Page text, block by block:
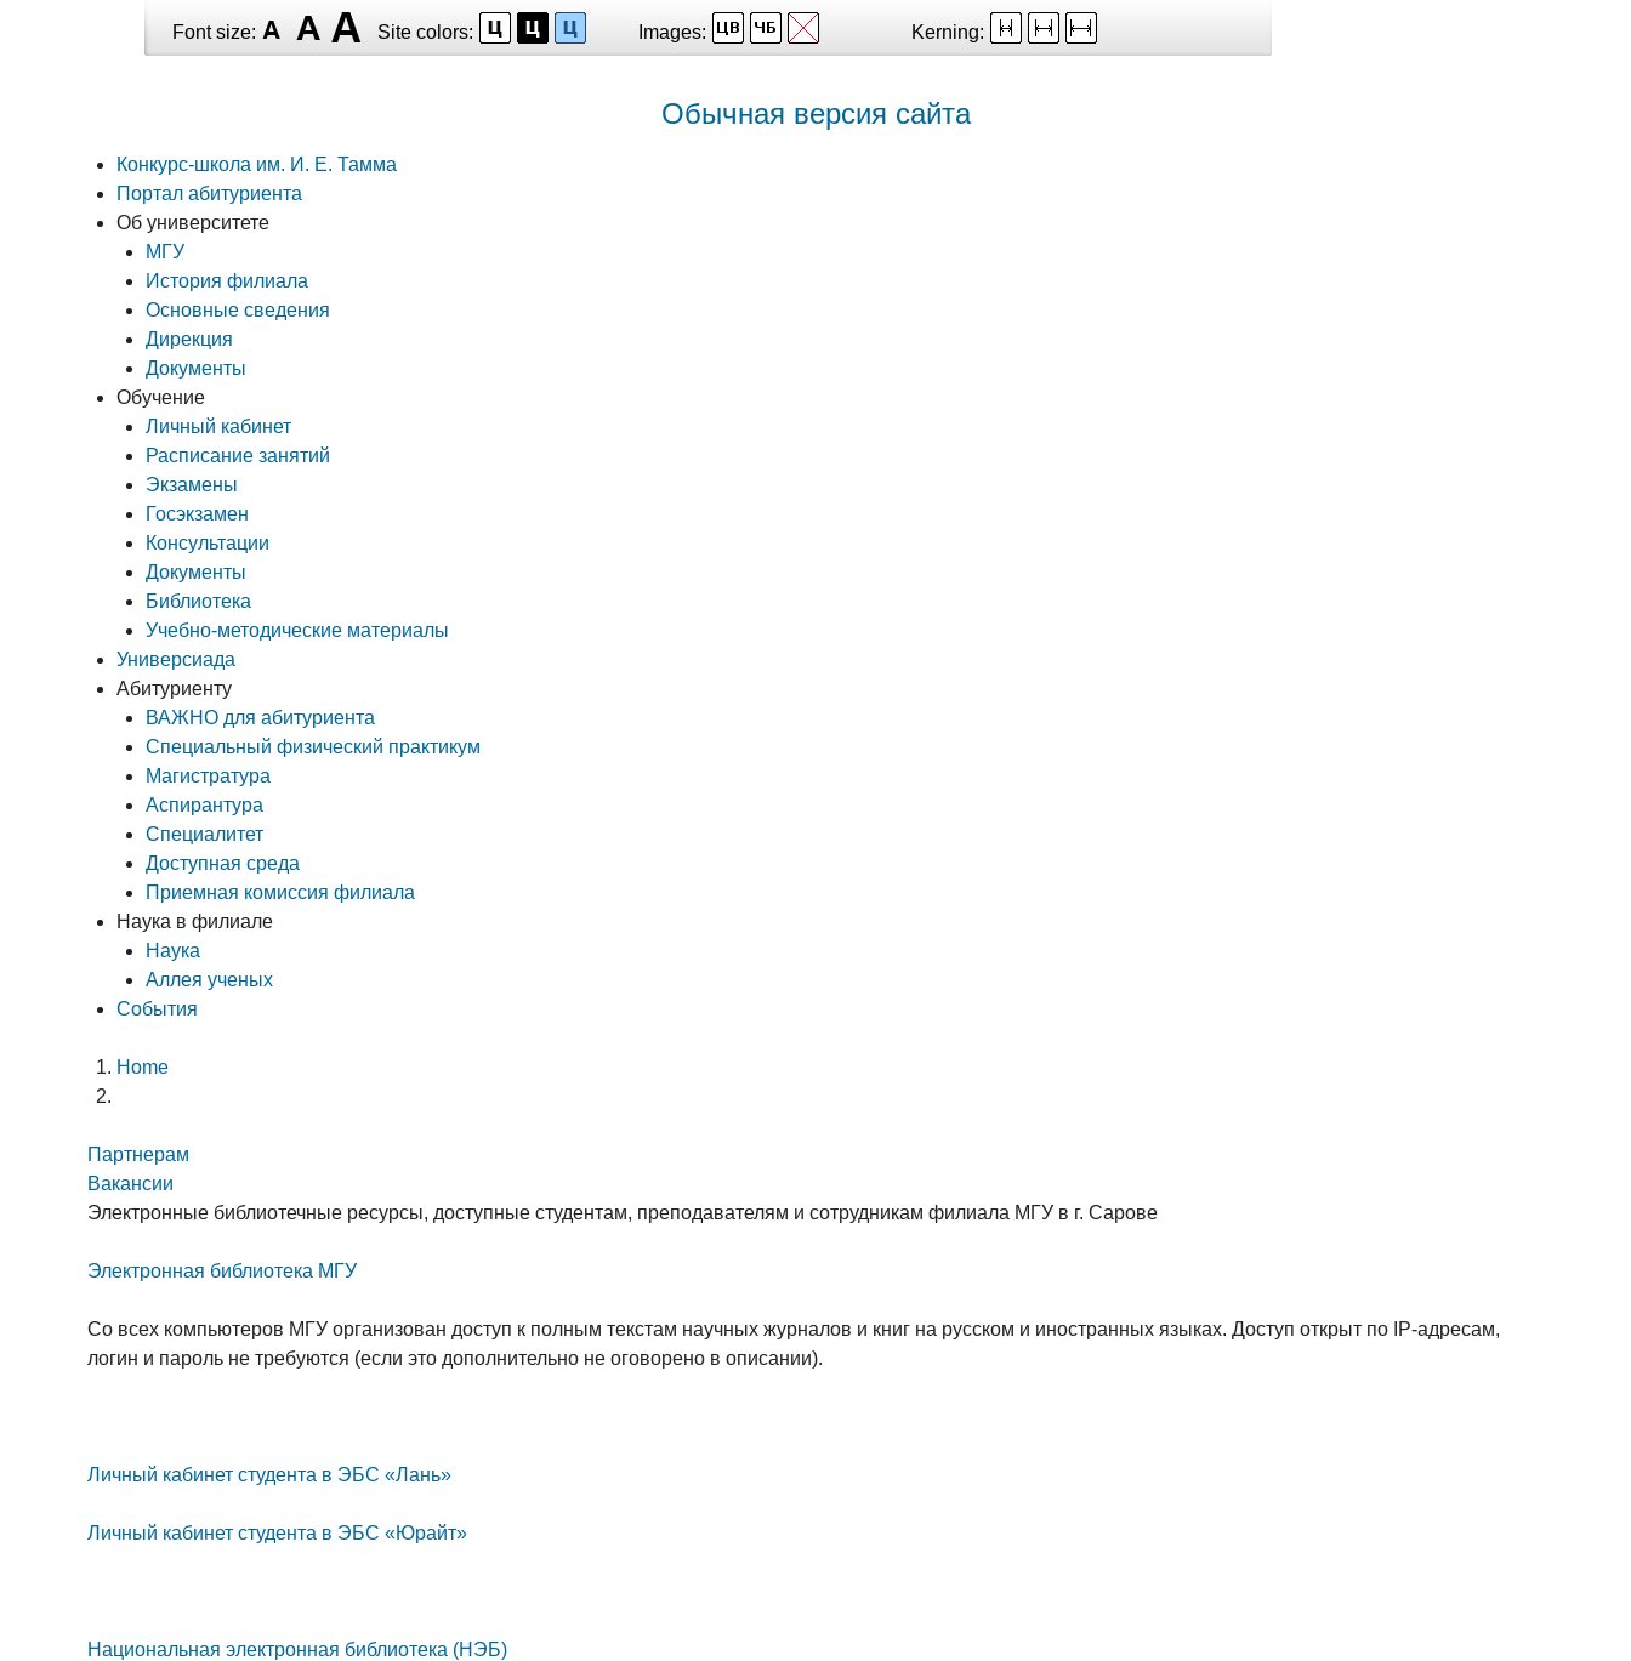
Font size: Site colors: Images: Kerning:
Обычная версия сайта
Main
navigation
Конкурс-школа им. И. Е. Тамма
Портал абитуриента
Об университете
МГУ
История филиала
Основные сведения
Дирекция
Документы
Обучение
Личный кабинет
Расписание занятий
Экзамены
Госэкзамен
Консультации
Документы
Библиотека
Учебно-методические материалы
Универсиада
Абитуриенту
ВАЖНО для абитуриента
Специальный физический практикум
Магистратура
Аспирантура
Специалитет
Доступная среда
Приемная комиссия филиала
Наука в филиале
Наука
Аллея ученых
События
Breadcrumb
Home
Партнерам
Вакансии
Электронные библиотечные ресурсы, доступные студентам, преподавателям и сотрудникам филиала МГУ в г. Сарове
Электронная библиотека МГУ
Со всех компьютеров МГУ организован доступ к полным текстам научных журналов и книг на русском и иностранных языках. Доступ открыт по IP-адресам,
логин и пароль не требуются (если это дополнительно не оговорено в описании).
Личный кабинет студента в ЭБС «Лань»
Личный кабинет студента в ЭБС «Юрайт»
Национальная электронная библиотека (НЭБ)